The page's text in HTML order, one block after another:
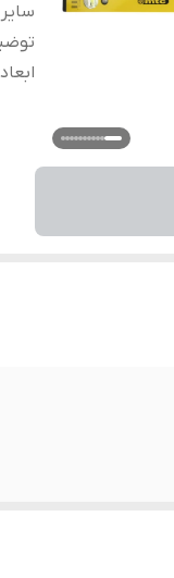
سایر
ابعاد